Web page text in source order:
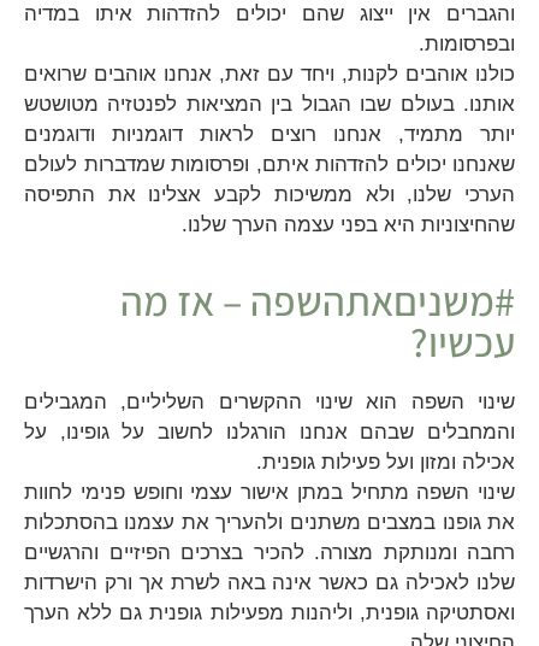
והגברים אין ייצוג שהם יכולים להזדהות איתו במדיה
ובפרסומות.
כולנו אוהבים לקנות, ויחד עם זאת, אנחנו אוהבים שרואים
אותנו. בעולם שבו הגבול בין המציאות לפנטזיה מטושטש
יותר מתמיד, אנחנו רוצים לראות דוגמניות ודוגמנים
שאנחנו יכולים להזדהות איתם, ופרסומות שמדברות לעולם
הערכי שלנו, ולא ממשיכות לקבע אצלינו את התפיסה
שהחיצוניות היא בפני עצמה הערך שלנו.
#משניםאתהשפה – אז מה
עכשיו?
שינוי השפה הוא שינוי ההקשרים השליליים, המגבילים
והמחבלים שבהם אנחנו הורגלנו לחשוב על גופינו, על
אכילה ומזון ועל פעילות גופנית.
שינוי השפה מתחיל במתן אישור עצמי וחופש פנימי לחוות
את גופנו במצבים משתנים ולהעריך את עצמנו בהסתכלות
רחבה ומנותקת מצורה. להכיר בצרכים הפיזיים והרגשיים
שלנו לאכילה גם כאשר אינה באה לשרת אך ורק הישרדות
ואסתטיקה גופנית, וליהנות מפעילות גופנית גם ללא הערך